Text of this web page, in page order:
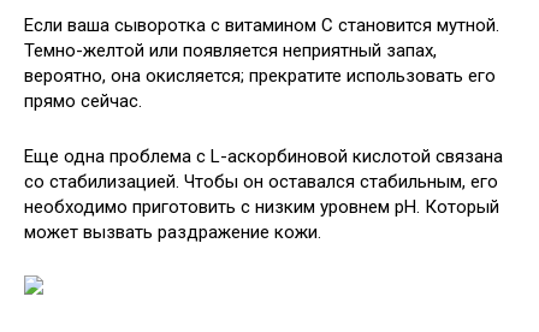
Если ваша сыворотка с витамином С становится мутной.
Темно-желтой или появляется неприятный запах,
вероятно, она окисляется; прекратите использовать его
прямо сейчас.
Еще одна проблема с L-аскорбиновой кислотой связана
со стабилизацией. Чтобы он оставался стабильным, его
необходимо приготовить с низким уровнем pH. Который
может вызвать раздражение кожи.